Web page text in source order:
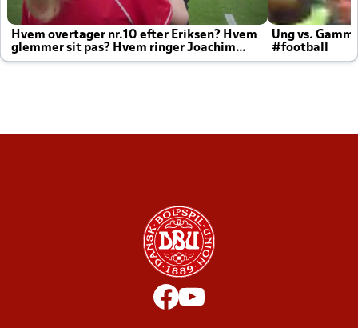
Hvem overtager nr.10 efter Eriksen? Hvem
glemmer sit pas? Hvem ringer Joachim
altid til efter kampe?
Ung vs.
#football